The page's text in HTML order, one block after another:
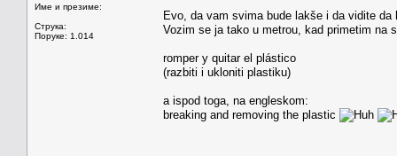
Име и презиме:
Струка:
Поруке: 1.014
Evo, da vam svima bude lakše i da vidite
Vozim se ja tako u metrou, kad primetim na
romper y quitar el plástico
(razbiti i ukloniti plastiku)
a ispod toga, na engleskom:
breaking and removing the plastic